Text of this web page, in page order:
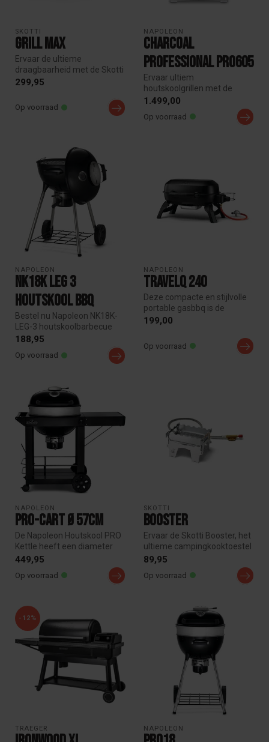
SKOTTI
Grill Max
Ervaar de ultieme
draagbaarheid met de Skotti
Grill, perfect voor outdoor
299,95
Op voorraad
NAPOLEON
Charcoal
Professional PRO605
Ervaar ultiem
houtskoolgrillen met de
Napoleon Charcoal
1.499,00
Op voorraad
NAPOLEON
NK18K Leg 3
Houtskool BBQ
Bestel nu Napoleon NK18K-
LEG-3 houtskoolbarbecue
met doorsnede van 47cm.
188,95
Op voorraad
NAPOLEON
TravelQ 240
Deze compacte en stijlvolle
portable gasbbq is de
perfecte metgezel voor
199,00
Op voorraad
NAPOLEON
PRO-CART Ø 57cm
De Napoleon Houtskool PRO
Kettle heeft een diameter
van 57 cm in een handig
449,95
Op voorraad
SKOTTI
Booster
Ervaar de Skotti Booster, het
ultieme campingkooktoestel
voor outdoor liefhebber...
89,95
Op voorraad
-12%
TRAEGER NAPOLEON